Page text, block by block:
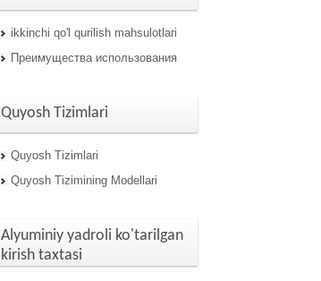
ikkinchi qo'l qurilish mahsulotlari
Преимущества использования
Quyosh Tizimlari
Quyosh Tizimlari
Quyosh Tizimining Modellari
Alyuminiy yadroli ko'tarilgan
kirish taxtasi